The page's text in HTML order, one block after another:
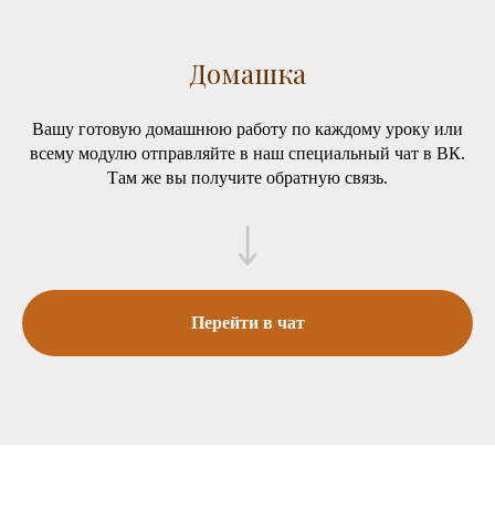
Домашка
Вашу готовую домашнюю работу по каждому уроку или
всему модулю отправляйте в наш специальный чат в ВК.
Там же вы получите обратную связь.
Перейти в чат